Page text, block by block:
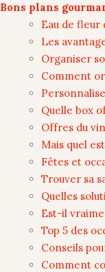
Bons plans
Eau de fleur
Les
Organiser
Comment
Quelle box
Offres du
Mais quel
Fêtes et
Trouver sa
Quelles
Est-il
Top 5 des
Conseils
Comment